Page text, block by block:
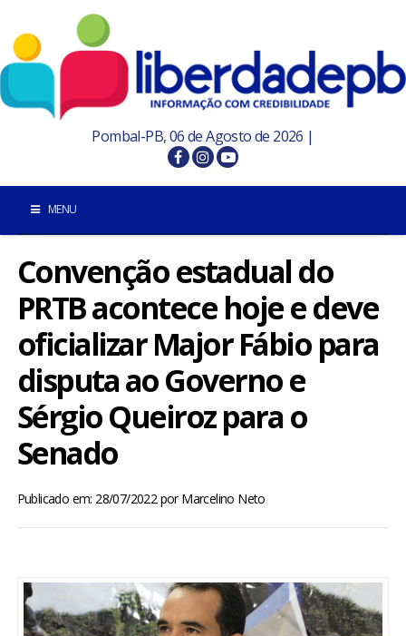
Pombal-PB, 06 de Agosto de 2026 |
MENU
INÍCIO
POMBAL E REGIÃO
BRASIL
MUNDO
ENQUETE
Convenção estadual do
PRTB acontece hoje e deve
oficializar Major Fábio para
disputa ao Governo e
Sérgio Queiroz para o
Senado
Publicado em: 28/07/2022porMarcelino Neto